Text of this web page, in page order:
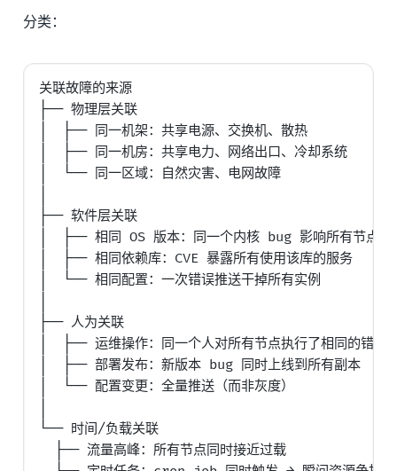
分类：
关联故障的来源
├── 物理层关联
│  ├── 同一机架：共享电源、交换机、散热
│  ├── 同一机房：共享电力、网络出口、冷却系统
│  └── 同一区域：自然灾害、电网故障
├── 软件层关联
│  ├── 相同 OS 版本：同一个内核 bug 影响所有节点
│  ├── 相同依赖库：CVE 暴露所有使用该库的服务
│  └── 相同配置：一次错误推送干掉所有实例
├── 人为关联
│  ├── 运维操作：同一个人对所有节点执行了相同的错误
│  ├── 部署发布：新版本 bug 同时上线到所有副本
│  └── 配置变更：全量推送（而非灰度）
└── 时间/负载关联
  ├── 流量高峰：所有节点同时接近过载